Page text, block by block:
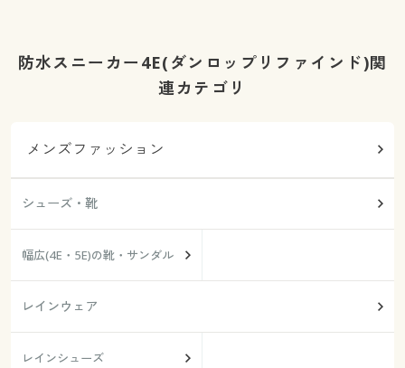
防水スニーカー4E(ダンロップリファインド)関
連カテゴリ
メンズファッション
シューズ・靴
幅広(4E・5E)の靴・サンダル
レインウェア
レインシューズ